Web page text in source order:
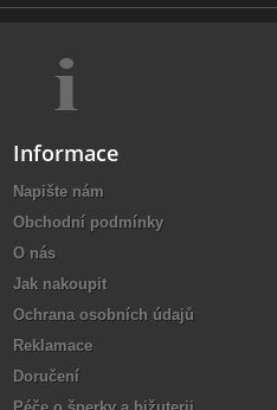
Informace
Napište nám
Obchodní podmínky
O nás
Jak nakoupit
Ochrana osobních údajů
Reklamace
Doručení